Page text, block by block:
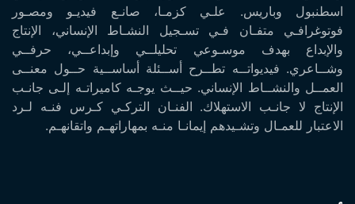
اسطنبول وباريس. علـي كزمـا، صانـع فيديـو ومصـور
فوتوغرافـي متفـان فـي تسـجيل النشـاط الإنساني، الإنتاج
والإبداع بهدف موسـوعي تحليلــي وإبداعــي، حرفــي
وشــاعري. فيديواتــه تطــرح أســئلة أساســية حــول معنــى
العمــل والنشــاط الإنساني. حيــث يوجـه كاميراتـه إلـى جانـب
الإنتاج لا جانـب الاستهلاك. الفنـان التركـي كـرس فنـه لـرد
الاعتبار للعمـال وتشـيدهم إيمانـا منـه بمهاراتهـم واتقانهـم.